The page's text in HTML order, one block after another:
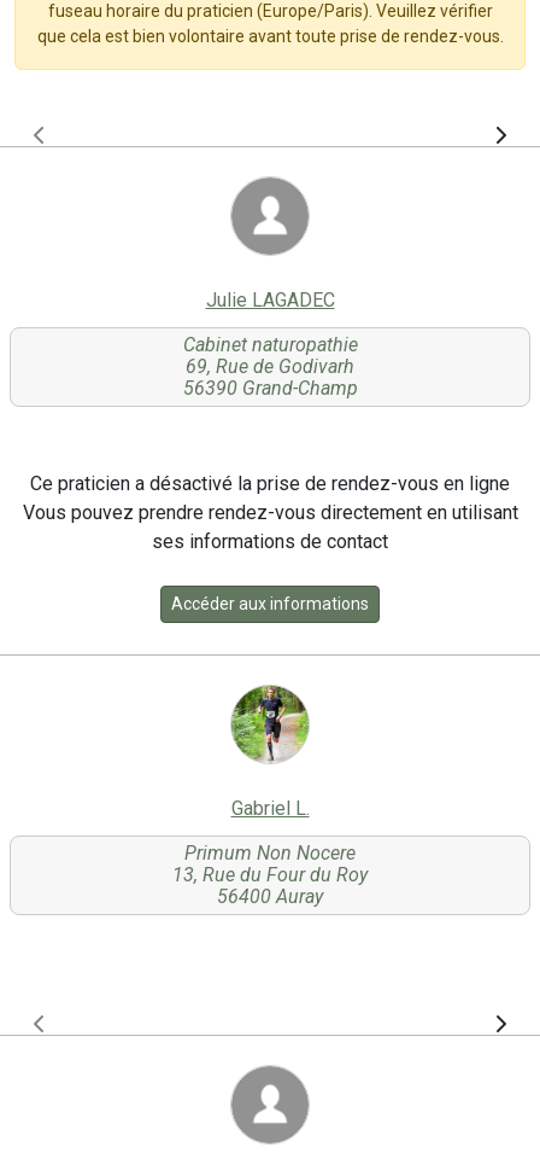
fuseau horaire du praticien (Europe/Paris). Veuillez vérifier
que cela est bien volontaire avant toute prise de rendez-vous.
Julie LAGADEC
Cabinet naturopathie
69, Rue de Godivarh
56390 Grand-Champ
Ce praticien a désactivé la prise de rendez-vous en ligne
Vous pouvez prendre rendez-vous directement en utilisant
ses informations de contact
Accéder aux informations
Gabriel L.
Primum Non Nocere
13, Rue du Four du Roy
56400 Auray